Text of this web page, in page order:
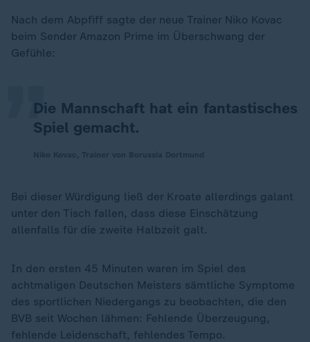
Nach dem Abpfiff sagte der neue Trainer Niko Kovac
beim Sender Amazon Prime im Überschwang der
Gefühle:
Die Mannschaft hat ein fantastisches
Spiel gemacht.
„
Bei dieser Würdigung ließ der Kroate allerdings galant
unter den Tisch fallen, dass diese Einschätzung
allenfalls für die zweite Halbzeit galt.
In den ersten 45 Minuten waren im Spiel des
achtmaligen Deutschen Meisters sämtliche Symptome
des sportlichen Niedergangs zu beobachten, die den
BVB seit Wochen lähmen: Fehlende Überzeugung,
fehlende Leidenschaft, fehlendes Tempo.